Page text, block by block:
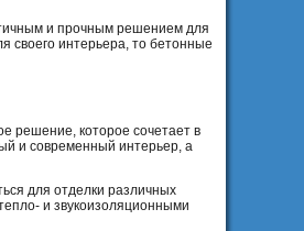
и прочным решением для
своего интерьера, то бетонные
решение, которое сочетает в
и современный интерьер, а
для отделки различных
и звукоизоляционными